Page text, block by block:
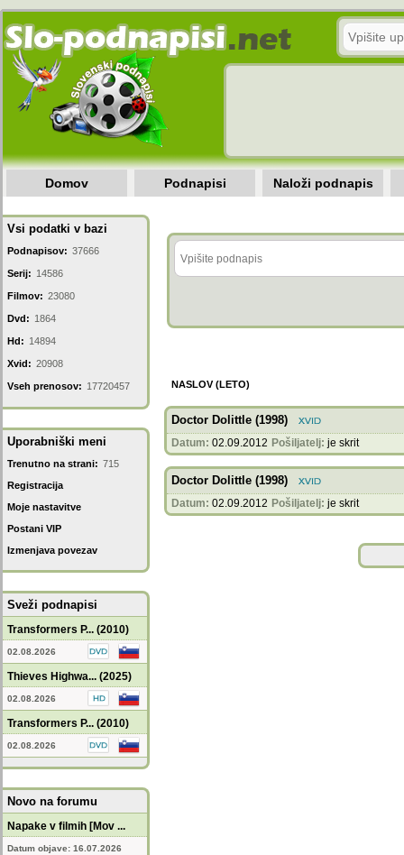
Domov Podnapisi Naloži podnapis
Vsi podatki v bazi
Podnapisov: 37666
Serij: 14586
Filmov: 23080
Dvd: 1864
Hd: 14894
Xvid: 20908
Vseh prenosov: 17720457
Uporabniški meni
Trenutno na strani: 715
Registracija
Moje nastavitve
Postani VIP
Izmenjava povezav
Sveži podnapisi
Transformers P... (2010)
02.08.2026
Thieves Highwa... (2025)
02.08.2026
Transformers P... (2010)
02.08.2026
Novo na forumu
Napake v filmih [Mov ...
Datum objave: 16.07.2026
NASLOV (LETO)
Doctor Dolittle (1998)
Datum: 02.09.2012 Pošiljatelj: je skrit
Doctor Dolittle (1998)
Datum: 02.09.2012 Pošiljatelj: je skrit